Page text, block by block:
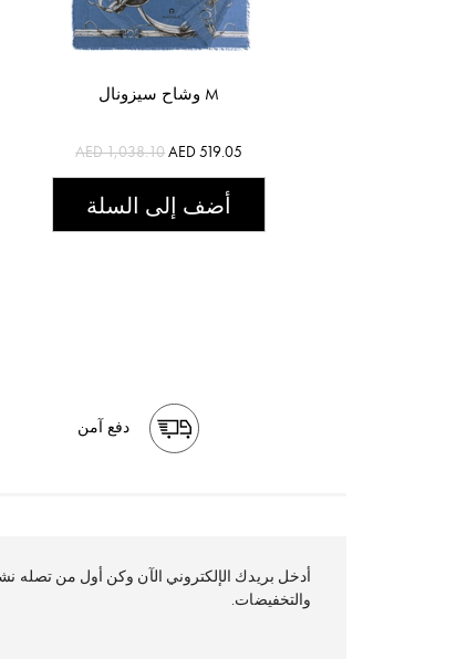
وشاح سيزونال M
AED 1,038.10AED 519.05
أضف إلى السلة